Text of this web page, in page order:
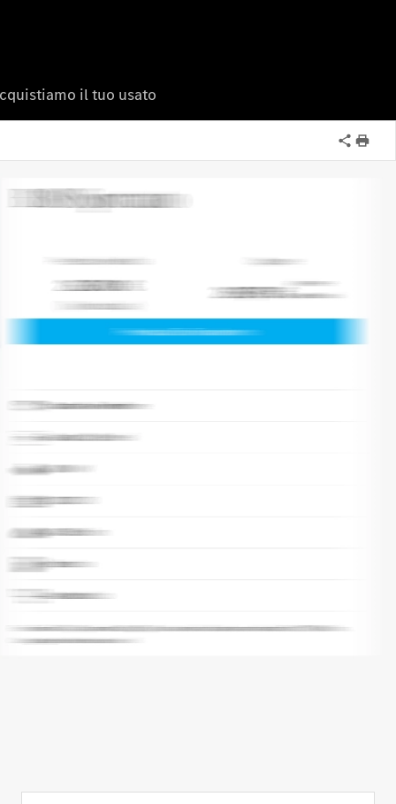
il tuo usato